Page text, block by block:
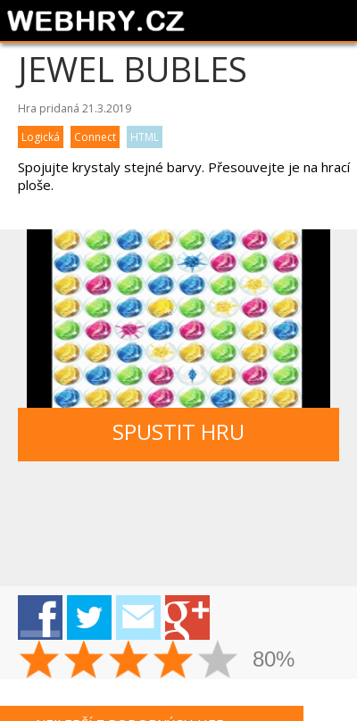
JEWEL BUBLES
Hra pridaná 21.3.2019
Logická
Connect HTML
Spojujte krystaly stejné barvy. Přesouvejte je na hrací
ploše.
SPUSTIT HRU
80%